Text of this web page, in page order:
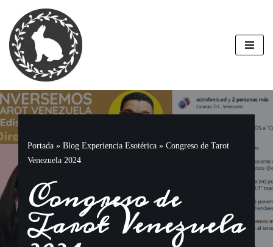
Saltar
al
contenido
Portada » Blog Experiencia Esotérica » Congreso de Tarot
Venezuela 2024
Congreso de
Tarot Venezuela